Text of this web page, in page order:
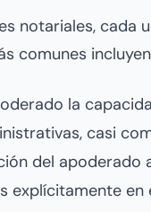
notariales, cada
comunes
la
casi
del
explícitamente en